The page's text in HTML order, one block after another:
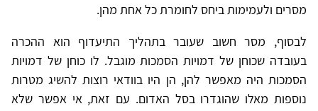
מסרים ולעמימות ביחס לחומרת כל אחת מהן.
לבסוף, מסר חשוב שעובר בתהליך התיעדוף הוא ההכרה
בעובדה שכוחן של דמויות הסמכות מוגבל. לו כוחן של דמויות
הסמכות היה מאפשר להן, הן היו בוודאי רוצות להשיג מטרות
נוספות מאלו שהוגדרו בסל האדום. עם זאת, אי אפשר שלא